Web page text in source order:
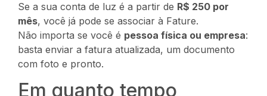
Se a sua conta de luz é a partir de R$ 250 por
mês, você já pode se associar à Fature.
Não importa se você é pessoa física ou empresa:
basta enviar a fatura atualizada, um documento
com foto e pronto.
Em quanto tempo